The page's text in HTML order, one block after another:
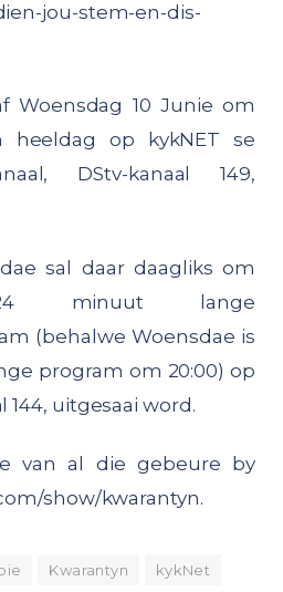
jou-stem-en-dis-
Woensdag 10 Junie om
heeldag op kykNET se
DStv-kanaal 149,
sal daar daagliks om
minuut lange
(behalwe Woensdae is
program om 20:00) op
144, uitgesaai word.
van al die gebeure by
show/kwarantyn.
Kwarantyn kykNet